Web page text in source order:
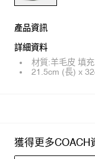
產品資訊
詳細資料
材質:羊毛皮 填
21.5cm (長) x
獲得更多COACH